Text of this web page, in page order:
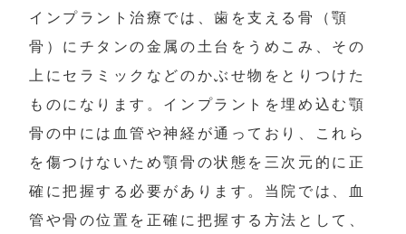
インプラント治療では、歯を支える骨（顎
骨）にチタンの金属の土台をうめこみ、その
上にセラミックなどのかぶせ物をとりつけた
ものになります。インプラントを埋め込む顎
骨の中には血管や神経が通っており、これら
を傷つけないため顎骨の状態を三次元的に正
確に把握する必要があります。当院では、血
管や骨の位置を正確に把握する方法として、